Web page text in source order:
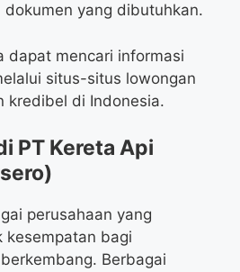
dokumen yang dibutuhkan.
dapat mencari informasi
situs-situs lowongan
kredibel di Indonesia.
PT Kereta Api
perusahaan yang
kesempatan bagi
Berbagai